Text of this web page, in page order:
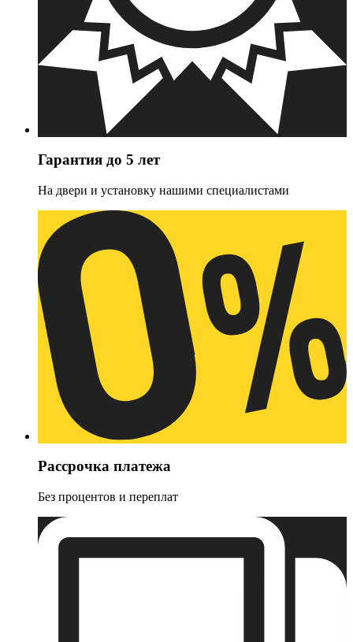
Гарантия до 5 лет
На двери и установку нашими специалистами
Рассрочка платежа
Без процентов и переплат